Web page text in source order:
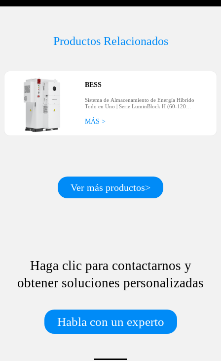
Productos Relacionados
BESS
Sistema de Almacenamiento de Energía Híbrido
Todo en Uno | Serie LuminBlock H (60-120
MÁS >
Ver más productos>
Haga clic para contactarnos y
obtener soluciones personalizadas
Habla con un experto